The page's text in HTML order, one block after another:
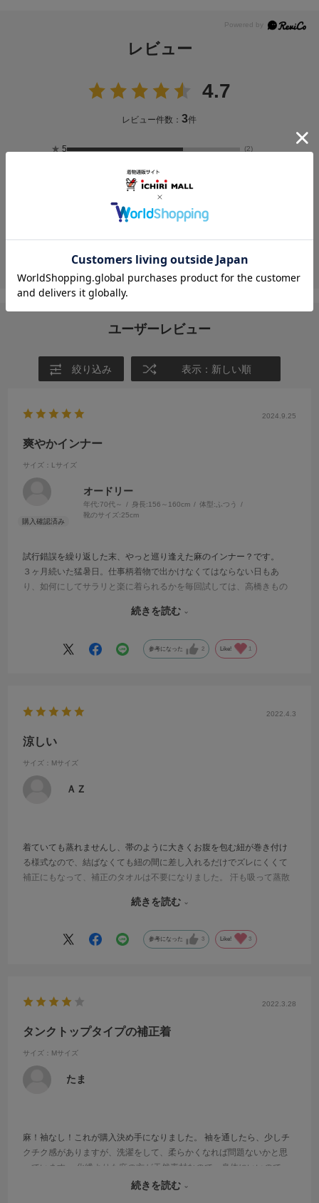
レビュー
4.7
レビュー件数：3件
★ 5 (2)
投稿画像はありません。
ユーザーレビュー
絞り込み 表示：新しい順
2024.9.25
爽やかインナー
サイズ：Lサイズ
オードリー
年代:70代～ 身長:156～160cm 体型:ふつう
靴のサイズ:25cm
試行錯誤を繰り返した末、やっと巡り逢えた麻のインナー？です。
３ヶ月続いた猛暑日。仕事柄着物で出かけなくてはならない日もあ
り、如何にしてサラリと楽に着られるかを毎回試しては、高橋きもの
これからは迷わず着用させていただき、楽な、そしてスッキリ着付け
くの一麻子も購入させていただきました♪
続きを読む
参考になった 2 Like!
2022.4.3
涼しい
サイズ：Mサイズ
ＡＺ
着ていても蒸れませんし、帯のように大きくお腹を包む紐が巻き付け
る様式なので、結ばなくても紐の間に差し入れるだけでズレにくくて
補正にもなって、補正のタオルは不要になりました。 汗も吸って蒸散
クチクする様なので、肌襦袢の上から着て、肌に直接触れない様にし
続きを読む
参考になった 3 Like! 3
2022.3.28
タンクトップタイプの補正着
サイズ：Mサイズ
たま
麻！袖なし！これが購入決め手になりました。 袖を通したら、少しチ
クチク感がありますが、洗濯をして、柔らかくなれば問題ないかと思
っています。 化繊よりも麻の方が天然素材なので、身体にいいので
は？と思います！Mサイズ購入しましたが、全体的に大きいサイズなの
続きを読む